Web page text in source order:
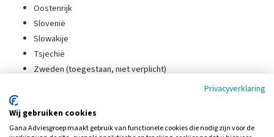
Oostenrijk
Slovenië
Slowakije
Tsjechië
Zweden (toegestaan, niet verplicht)
Meer informatie
Wilt u meer weten over de dekkingen van uw verzekeringen in
Privacyverklaring
Wij gebruiken cookies
Gana Adviesgroep maakt gebruik van functionele cookies die nodig zijn voor de